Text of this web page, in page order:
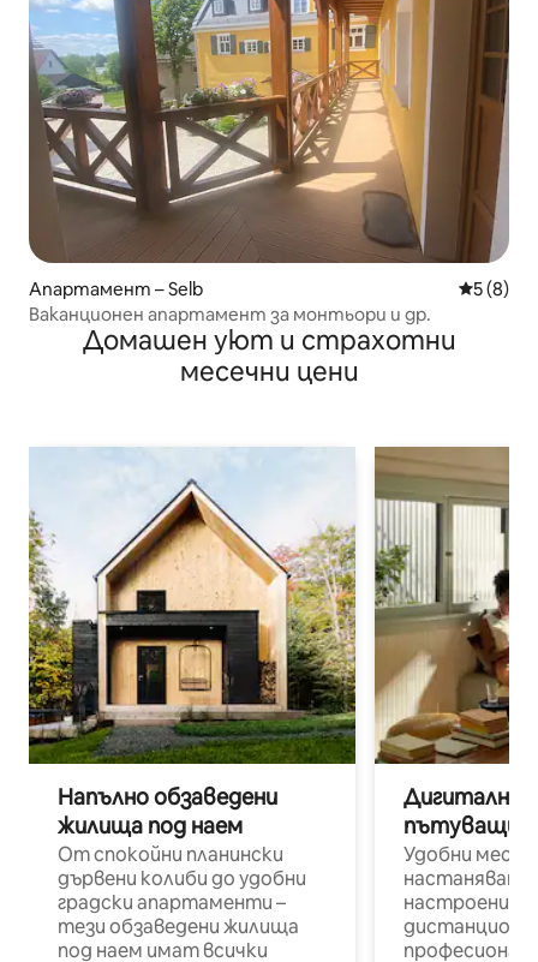
Апартамент – Selb Средна
5 (8)
Ваканционен апартамент за монтьори и др.
Домашен уют и страхотни
месечни цени
Напълно обзаведени
жилища под наем
От спокойни планински
дървени колиби до удобни
градски апартаменти –
тези обзаведени жилища
под наем имат всички
Дигитални
пътуващи
Удобни
настаняване
настроени и